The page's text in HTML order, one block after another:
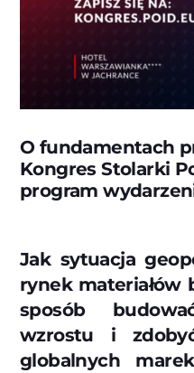
O fundamentach
Kongres Stolarki
program
Jak sytuacja
rynek materiałów
sposób
wzrostu i
globalnych